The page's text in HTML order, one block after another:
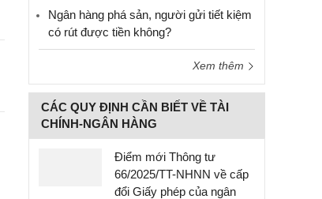
Ngân hàng phá sản, người gửi tiết kiệm
có rút được tiền không?
Xem thêm
CÁC QUY ĐỊNH CẦN BIẾT VỀ TÀI
CHÍNH-NGÂN HÀNG
Điểm mới Thông tư
66/2025/TT-NHNN về cấp
đổi Giấy phép của ngân